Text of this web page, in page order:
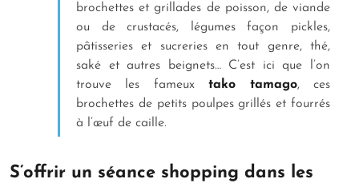
brochettes et grillades de poisson, de viande
ou de crustacés, légumes façon pickles,
pâtisseries et sucreries en tout genre, thé,
saké et autres beignets… C’est ici que l’on
trouve les fameuxtako tamago, ces
brochettes de petits poulpes grillés et fourrés
à l’œuf de caille.
S’offrir un séance shopping dans les